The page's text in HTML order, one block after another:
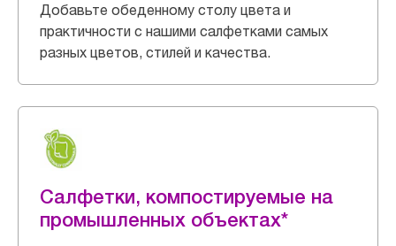
Добавьте обеденному столу цвета и
практичности с нашими салфетками самых
разных цветов, стилей и качества.
Салфетки, компостируемые на
промышленных объектах*